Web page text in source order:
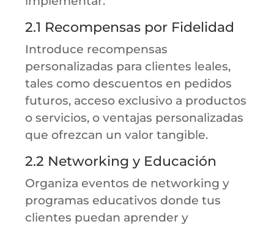
2.1 Recompensas por Fidelidad
Introduce recompensas
personalizadas para clientes leales,
tales como descuentos en pedidos
futuros, acceso exclusivo a productos
o servicios, o ventajas personalizadas
que ofrezcan un valor tangible.
2.2 Networking y Educación
Organiza eventos de networking y
programas educativos donde tus
clientes puedan aprender y